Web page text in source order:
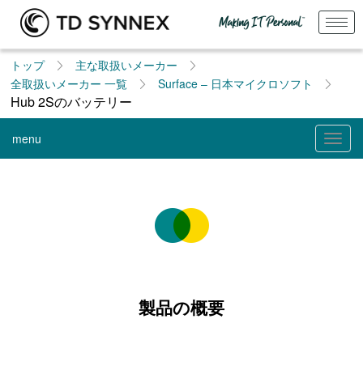
トップ
主な取扱いメーカー
全取扱いメーカー 一覧​
Surface – 日本マイクロソフト
Hub 2Sのバッテリー
menu
製品の概要